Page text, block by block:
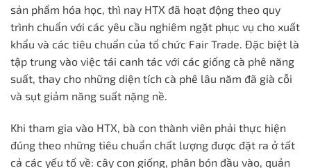
sản phẩm hóa học, thì nay HTX đã hoạt động theo quy
trình chuẩn với các yêu cầu nghiêm ngặt phục vụ cho xuất
khẩu và các tiêu chuẩn của tổ chức Fair Trade. Đặc biệt là
tập trung vào việc tái canh tác với các giống cà phê năng
suất, thay cho những diện tích cà phê lâu năm đã già cỗi
và sụt giảm năng suất nặng nề.
Khi tham gia vào HTX, bà con thành viên phải thực hiện
đúng theo những tiêu chuẩn chất lượng được đặt ra ở tất
cả các yếu tố về: cây con giống, phân bón đầu vào, quản